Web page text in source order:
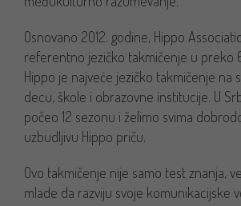
Osnovano 2012. godine, Hippo
referentno jezičko takmičenje u preko
Hippo je najveće jezičko takmičenje na
decu, škole i obrazovne institucije. U
počeo 12 sezonu i želimo svima
uzbudljivu Hippo priču.
Ovo takmičenje nije samo test znanja,
mlade da razviju svoje komunikacijske